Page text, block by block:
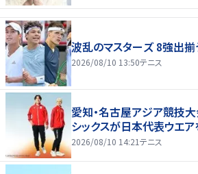
波乱のマスターズ 8強出揃
2026/08/10 13:50テニス
愛知・名古屋アジア競技
シックスが日本代表ウエ
2026/08/10 14:21テニス